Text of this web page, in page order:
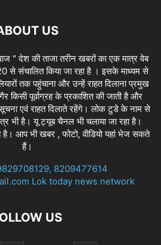
US
" देश की ताजा तरीन खबरों का एक मात्र वेब
से संचालित किया जा रहा है । इसके माध्यम से
तक पहुंचाना और उन्हें राहत दिलाना प्रमुख
किसी पूर्वाग्रह के प्रकाशित की जाती है और
सूचना एवं राहत दिलाते रहेंगे। लोक टुडे के नाम से
भी है। यू ट्यूब चैनल भी चलाया जा रहा है।
है। आप भी खबर , फोटो, वीडियो यहां भेज सकते
हैं।
8209477614
Lok today news network
US